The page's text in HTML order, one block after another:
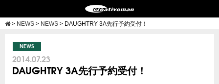
> NEWS > NEWS > DAUGHTRY 3A先行予約受付！
NEWS
2014.07.23
DAUGHTRY 3A先行予約受付！